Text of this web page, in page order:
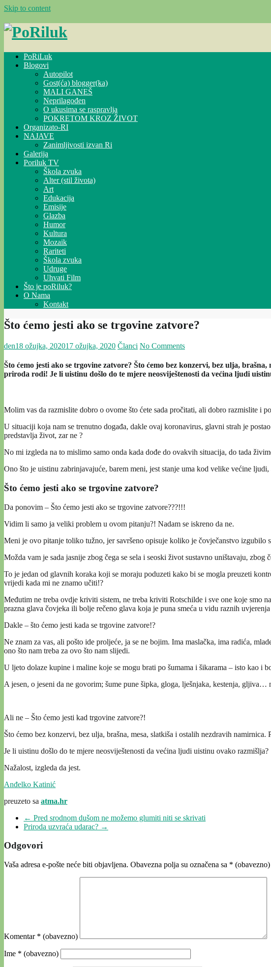
Skip to content
PoRiLuk
Blogovi
Autopilot
Gost(ća) blogger(ka)
MALI GANEŠ
Neprilagođen
O ukusima se raspravlja
POKRETOM KROZ ŽIVOT
Organizato-RI
NAJAVE
Zanimljivosti izvan Ri
Galerija
Poriluk TV
Škola zvuka
Alter (stil života)
Art
Edukacija
Emisije
Glazba
Humor
Kultura
Mozaik
Rariteti
Škola zvuka
Udruge
Uhvati Film
Što je poRiluk?
O Nama
Kontakt
Što ćemo jesti ako se trgovine zatvore?
den18 ožujka, 202017 ožujka, 2020 Članci No Comments
Što ćemo jesti ako se trgovine zatvore? Što ćemo bez konzervi, bez ulja,
priroda rodi! Je li uistinu došlo do te mjere neosviještenosti da većina ljudi
Molim vas da razmislite dobro o ovome što ćete sada pročitati, ali dobro razmislite i
U situaciji koja nam se trenutno događa, dakle ovaj koronavirus, glavni strah je
predstavlja život, zar ne ?
No mi izgleda na to mislimo samo onda kada dođe do ovakvih situacija, do tada
Ono što je uistinu zabrinjavajuće, barem meni, jest stanje uma kod velike većine
Što ćemo jesti ako se trgovine zatvore?
Da ponovim – Što ćemo jesti ako se trgovine zatvore???!!!
Vidim li samo ja veliki problem u ovom pitanju?! Nadam se iskreno da ne.
Meni je ovo pitanje toliko tužno, jer savršeno opisuje koliko je čovječanstvo
Možda vam je sada jasnije zbog čega se sela i seoski život sustavno uništavaju,
To je jedan od glavnih koraka koji se moraju poduzeti kako bi se mogla preuzeti
vrijedi kada mi ne znamo učiti!?
Međutim ne treba ovdje kriviti sistem, ne treba kriviti Rotschilde i sve one koje
prazna glava čovjeka ili bolje rečeno glava koja je puna smeća u vidu raznih
Dakle – što ćemo jesti kada se trgovine zatvore!?
Ne znam za vas, ali pošto ide proljeće, ja se ne bojim. Ima maslačka, ima radića,
ono što nam treba za ovo što nam slijedi.
U ljeto dolaze kupine i maline koje se mogu brati po šumama i šikarama – isto
A jesen, o jeseni da ne govorim; šume pune šipka, gloga, lješnjaka, kestenja, gljiva…
Ali ne – Što ćemo jesti kad trgovine zatvore?!
Što ćemo bez konzervi, bez ulja, brašna, mesa, slatkiša i ostalih nezdravih
Je li uistinu došlo do te mjere neosviještenosti da većina ljudi uistinu ovako razmišlja?
Nažalost, izgleda da jest.
Anđelko Katinić
preuzeto sa atma.hr
← Pred srodnom dušom ne možemo glumiti niti se skrivati
Priroda uzvraća udarac? →
Odgovori
Vaša adresa e-pošte neće biti objavljena. Obavezna polja su označena sa * (obavezno)
Komentar * (obavezno)
Ime * (obavezno)